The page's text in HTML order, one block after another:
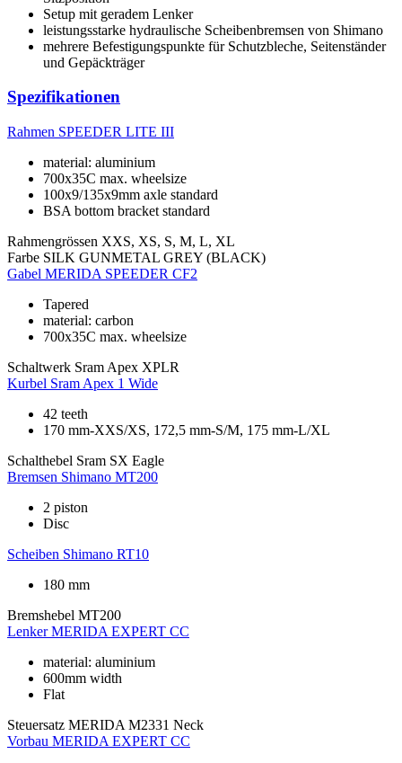
Setup mit geradem Lenker
leistungsstarke hydraulische Scheibenbremsen von Shimano
mehrere Befestigungspunkte für Schutzbleche, Seitenständer
und Gepäckträger
Spezifikationen
Rahmen SPEEDER LITE III
material: aluminium
700x35C max. wheelsize
100x9/135x9mm axle standard
BSA bottom bracket standard
Rahmengrössen XXS, XS, S, M, L, XL
Farbe SILK GUNMETAL GREY (BLACK)
Gabel MERIDA SPEEDER CF2
Tapered
material: carbon
700x35C max. wheelsize
Schaltwerk Sram Apex XPLR
Kurbel Sram Apex 1 Wide
42 teeth
170 mm-XXS/XS, 172,5 mm-S/M, 175 mm-L/XL
Schalthebel Sram SX Eagle
Bremsen Shimano MT200
2 piston
Disc
Scheiben Shimano RT10
180 mm
Bremshebel MT200
Lenker MERIDA EXPERT CC
material: aluminium
600mm width
Flat
Steuersatz MERIDA M2331 Neck
Vorbau MERIDA EXPERT CC